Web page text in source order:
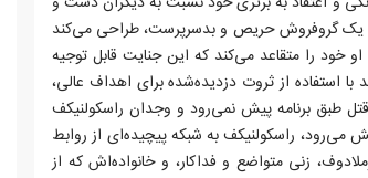
یک گروفروش حریص و بدسرپرست، طراحی می‌کند
خود را متقاعد می‌کند که این جنایت قابل توجیه
استفاده از ثروت دزدیده‌شده برای اهداف عالی،
طبق برنامه پیش نمی‌رود و وجدان راسکولنیکف
راسکولنیکف به شبکه پیچیده‌ای از روابط
زنی متواضع و فداکار، و خانواده‌اش که از